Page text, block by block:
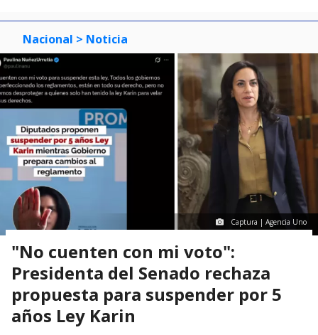
Nacional > Noticia
Captura | Agencia Uno
"No cuenten con mi voto":
Presidenta del Senado rechaza
propuesta para suspender por 5
años Ley Karin